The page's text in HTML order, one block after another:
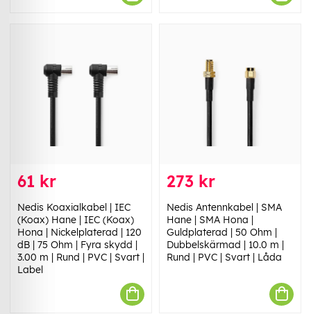
61 kr
Nedis Koaxialkabel | IEC
(Koax) Hane | IEC (Koax)
Hona | Nickelplaterad | 120
dB | 75 Ohm | Fyra skydd |
3.00 m | Rund | PVC | Svart |
Label
273 kr
Nedis Antennkabel | SMA
Hane | SMA Hona |
Guldplaterad | 50 Ohm |
Dubbelskärmad | 10.0 m |
Rund | PVC | Svart | Låda